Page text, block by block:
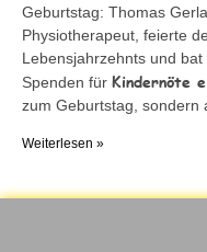
Geburtstag: Thomas
Physiotherapeut, feierte
Lebensjahrzehnts und
Spenden für Kindernöte
zum Geburtstag, sondern
Weiterlesen »